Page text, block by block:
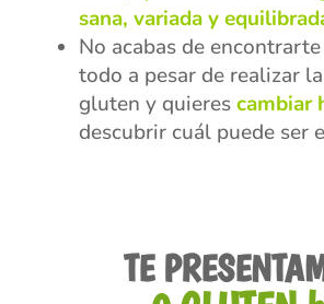
sana, variada y
No acabas de
todo a pesar de realizar
gluten y quierescambiar
descubrir cuál puede ser
TE